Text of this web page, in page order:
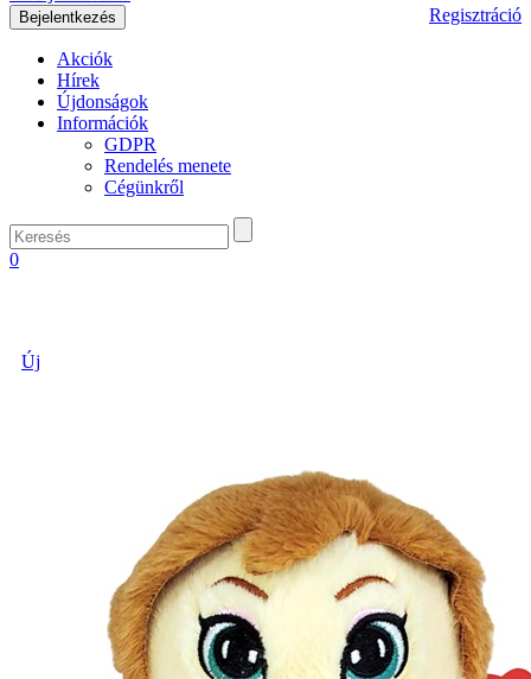
Regisztráció
Akciók
Hírek
Újdonságok
Információk
GDPR
Rendelés menete
Cégünkről
0
Új